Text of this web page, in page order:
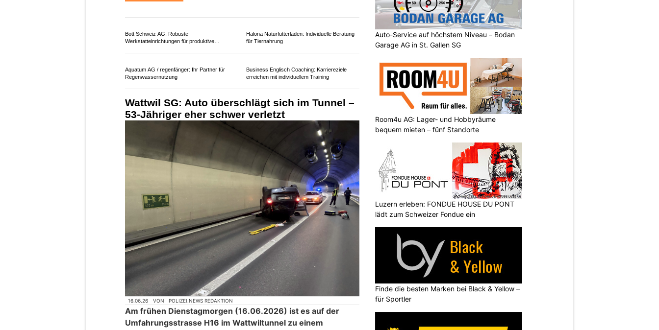
beteiligten Autos ereignet.
Weiterlesen
Bott Schweiz AG: Robuste
Halona Naturfutterladen: Individuelle Beratung
für Tiernahrung
Aquatum AG / regenfänger: Ihr Partner für
Regenwassernutzung
Business Englisch Coaching: Karriereziele
erreichen mit individuellem Training
Wattwil SG: Auto überschlägt sich im Tunnel –
53-Jähriger eher schwer verletzt
Auto-Service auf höchstem Niveau – Bodan
Garage AG in St. Gallen SG
Room4u AG: Lager- und Hobbyräume
bequem mieten – fünf Standorte
Luzern erleben: FONDUE HOUSE DU PONT
lädt zum Schweizer Fondue ein
Finde die besten Marken bei Black & Yellow –
für Sportler